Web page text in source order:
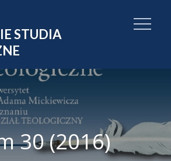
STUDIA
30 (2016)